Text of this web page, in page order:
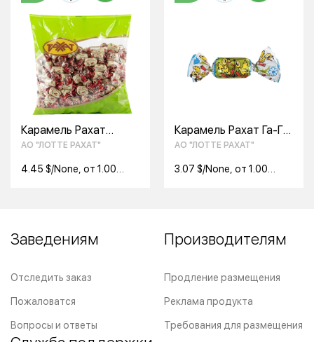
Карамель Рахат
"Арахисовая", 1 кг
АО "ЛОТТЕ РАХАТ"
4.45 $/None, от 1.00
Карамель Рахат Га-Га-
Га 1 кг
АО "ЛОТТЕ РАХАТ"
3.07 $/None, от 1.00
Заведениям
Отследить заказ
Пожаловатся
Вопросы и ответы
Производителям
Продление размещения
Реклама продукта
Требования для размещения